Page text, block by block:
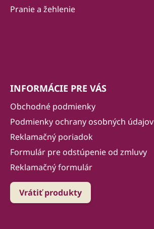
Pranie a žehlenie
INFORMÁCIE PRE VÁS
Obchodné podmienky
Podmienky ochrany osobných údajov
Reklamačný poriadok
Formulár pre odstúpenie od zmluvy
Reklamačný formulár
Vrátiť produkty